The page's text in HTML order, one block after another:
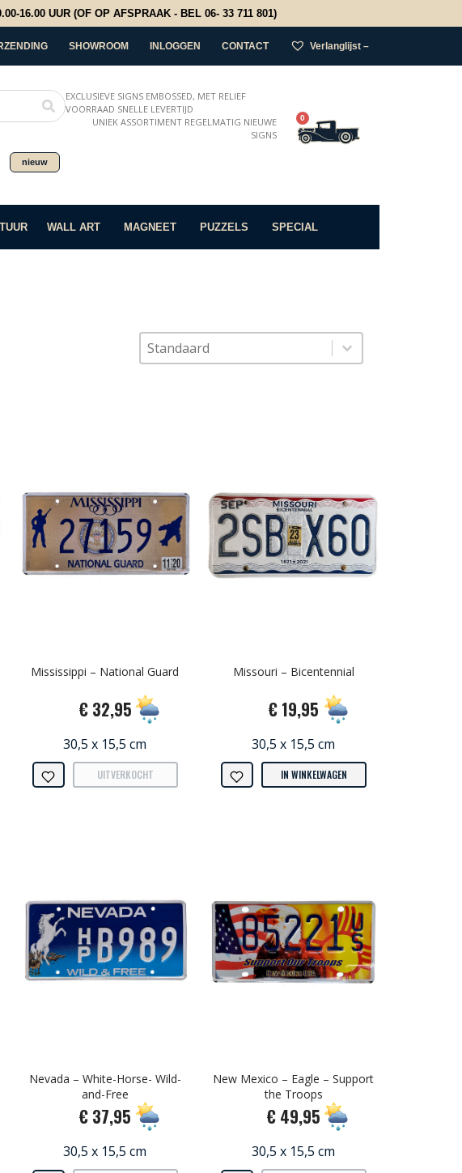
16.00 UUR (OF OP AFSPRAAK - BEL 06- 33 711 801)
SHOWROOM INLOGGEN CONTACT Verlanglijst –
nieuw
EXCLUSIEVE SIGNS EMBOSSED, MET RELIEF
VOORRAAD SNELLE LEVERTIJD
UNIEK ASSORTIMENT REGELMATIG NIEUWE
SIGNS
0
WALL ART MAGNEET PUZZELS SPECIAL
Sorteer op
Sort content
Sort content
Mississippi – National Guard
€ 32,95
30,5 x 15,5 cm
UITVERKOCHT
Missouri – Bicentennial
€ 19,95
30,5 x 15,5 cm
IN WINKELWAGEN
Nevada – White-Horse- Wild-
and-Free
€ 37,95
30,5 x 15,5 cm
New Mexico – Eagle – Support
the Troops
€ 49,95
30,5 x 15,5 cm